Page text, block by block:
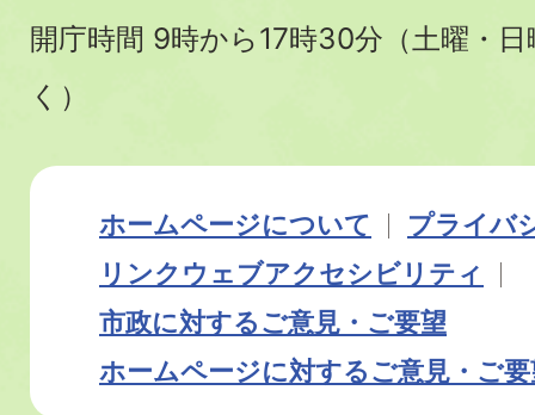
開庁時間 9時から17時30分（土曜・
く）
ホームページについて
プライバ
リンク ウェブアクセシビリティ
市政に対するご意見・ご要望
ホームページに対するご意見・ご